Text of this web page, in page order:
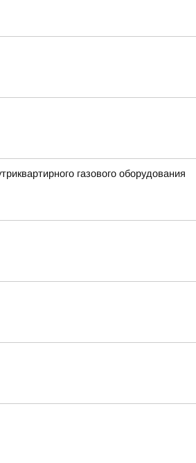
газового оборудования